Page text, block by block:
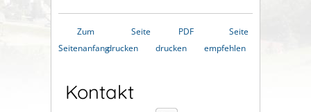
Zum
Seitenanfang
Seite
drucken
PDF
drucken
Seite
empfehlen
Kontakt